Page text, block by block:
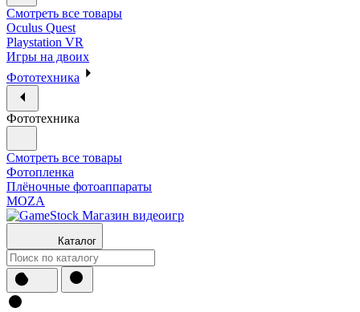
Смотреть все товары
Oculus Quest
Playstation VR
Игры на двоих
Фототехника
Фототехника
Смотреть все товары
Фотопленка
Плёночные фотоаппараты
MOZA
Каталог